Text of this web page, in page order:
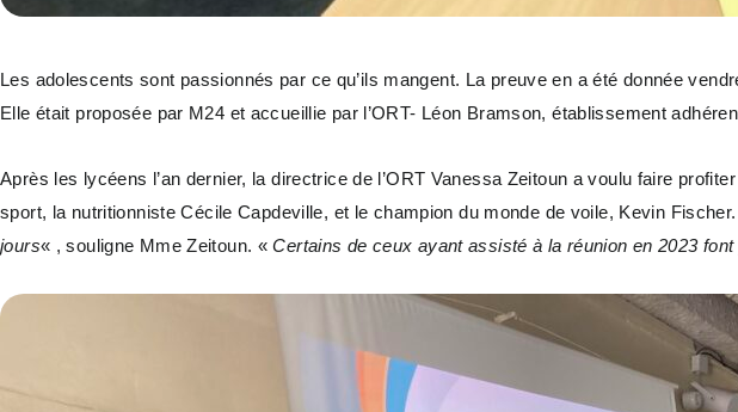
Les adolescents sont passionnés par ce qu’ils mangent. La preuve en a été donnée
Elle était proposée par M24 et accueillie par l’ORT- Léon Bramson, établissement
Après les lycéens l’an dernier, la directrice de l’ORT Vanessa Zeitoun a voulu faire
sport, la nutritionniste Cécile Capdeville, et le champion du monde de voile, Kevin
jours« , souligne Mme Zeitoun. «Certains de ceux ayant assisté à la réunion en 2023